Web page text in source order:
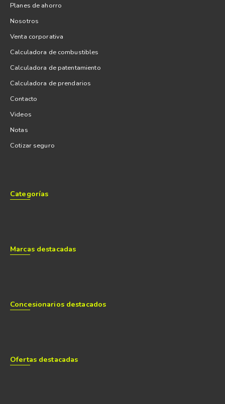
Planes de ahorro
Nosotros
Venta corporativa
Calculadora de combustibles
Calculadora de patentamiento
Calculadora de prendarios
Contacto
Videos
Notas
Cotizar seguro
Categorías
Marcas destacadas
Concesionarios destacados
Ofertas destacadas